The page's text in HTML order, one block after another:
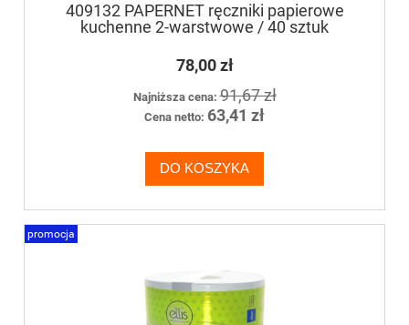
409132 PAPERNET ręczniki papierowe
kuchenne 2-warstwowe / 40 sztuk
78,00 zł
Najniższa cena:91,67 zł
Cena netto: 63,41 zł
DO KOSZYKA
promocja